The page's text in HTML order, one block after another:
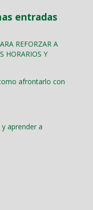
entradas
REFORZAR A
HORARIOS Y
afrontarlo con
aprender a